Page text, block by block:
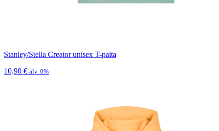
Stanley/Stella Creator unisex T-paita
10,90 € alv. 0%